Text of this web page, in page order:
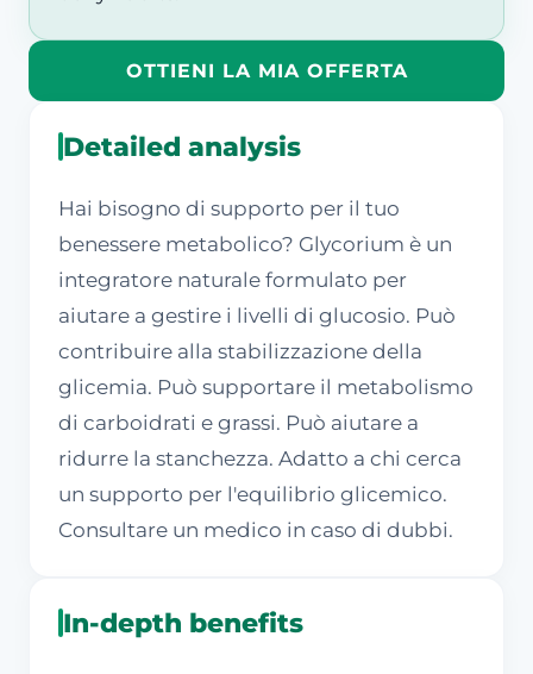
OTTIENI LA MIA OFFERTA
Detailed analysis
Hai bisogno di supporto per il tuo
benessere metabolico? Glycorium è un
integratore naturale formulato per
aiutare a gestire i livelli di glucosio. Può
contribuire alla stabilizzazione della
glicemia. Può supportare il metabolismo
di carboidrati e grassi. Può aiutare a
ridurre la stanchezza. Adatto a chi cerca
un supporto per l'equilibrio glicemico.
Consultare un medico in caso di dubbi.
In-depth benefits